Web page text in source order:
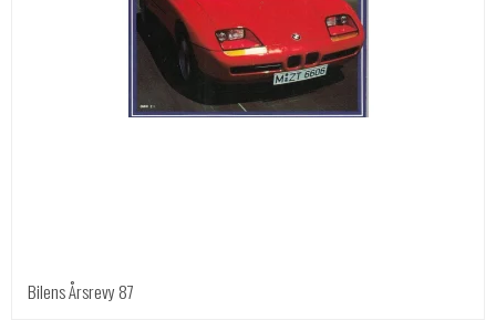
Bilens Årsrevy 87